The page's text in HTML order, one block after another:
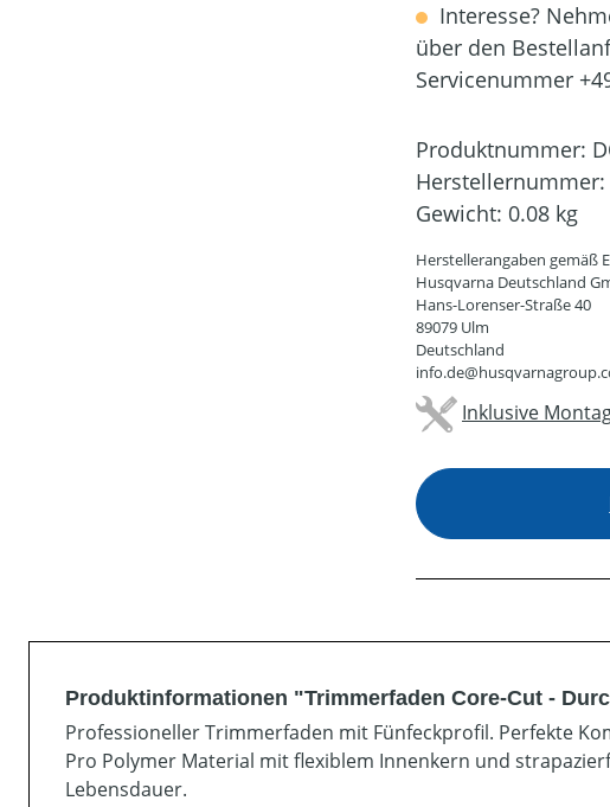
Interesse?
über den
Servicenummer
Produktnummer:
Herstellernummer:
Gewicht: 0.08 kg
Herstellerangaben gemäß
Husqvarna Deutschland
Hans-Lorenser-Straße 40
89079 Ulm
Deutschland
Inklusive
Produktinformationen "Trimmerfaden Core-Cut -
Professioneller Trimmerfaden mit Fünfeckprofil. Perfekte
Pro Polymer Material mit flexiblem Innenkern und
Lebensdauer.